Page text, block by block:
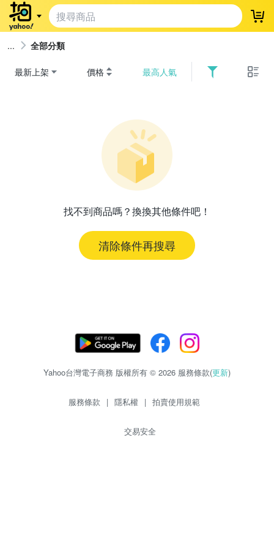
登
全部分類
最新上架 價格 最高人氣
找不到商品嗎？換換其他條件吧！
清除條件再搜尋
Yahoo台灣電子商務 版權所有 © 2026 服務條款(更新)
服務條款 | 隱私權 | 拍賣使用規範
交易安全